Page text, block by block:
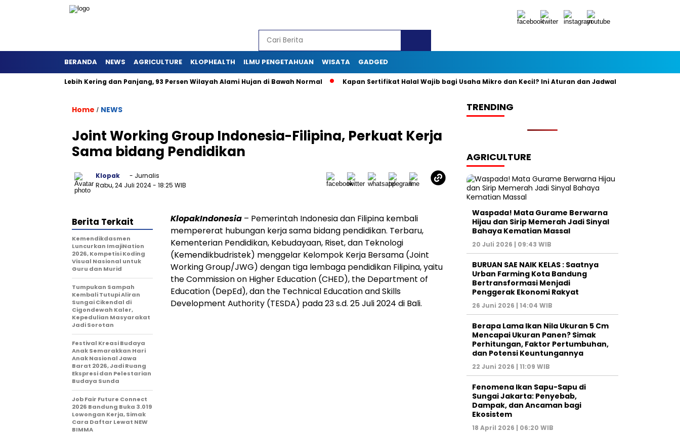
BERANDA NEWS AGRICULTURE KLOPHEALTH ILMU PENGETAHUAN WISATA GADGED
Barat Lebih Kering dan Panjang, 93 Persen Wilayah Alami Hujan di Bawah Normal Kapan Sertifikat Halal Wajib bagi Usaha Mikro dan Kecil? Ini Aturan dan Jadwal Resminya
Home / NEWS
Joint Working Group Indonesia-Filipina, Perkuat Kerja
Sama bidang Pendidikan
Klopak
- Jurnalis
Rabu, 24 Juli 2024- 18:25 WIB
KlopakIndonesia – Pemerintah Indonesia dan Filipina kembali
mempererat hubungan kerja sama bidang pendidikan. Terbaru,
Kementerian Pendidikan, Kebudayaan, Riset, dan Teknologi
(Kemendikbudristek) menggelar Kelompok Kerja Bersama (Joint
Working Group/JWG) dengan tiga lembaga pendidikan Filipina, yaitu
the Commission on Higher Education (CHED), the Department of
Education (DepEd), dan the Technical Education and Skills
Development Authority (TESDA) pada 23 s.d. 25 Juli 2024 di Bali.
Berita Terkait
Kemendikdasmen
Luncurkan ImajiNation
2026, Kompetisi Koding
Visual Nasional untuk
Guru dan Murid
Tumpukan Sampah
Kembali Tutupi Aliran
Sungai Cikendal di
Cigondewah Kaler,
Kepedulian Masyarakat
Jadi Sorotan
Festival Kreasi Budaya
Anak Semarakkan Hari
Anak Nasional Jawa
Barat 2026, Jadi Ruang
Ekspresi dan Pelestarian
Budaya Sunda
Job Fair Future Connect
2026 Bandung Buka 3.019
Lowongan Kerja, Simak
Cara Daftar Lewat NEW
BIMMA
TRENDING
AGRICULTURE
Waspada! Mata Gurame Berwarna
Hijau dan Sirip Memerah Jadi Sinyal
Bahaya Kematian Massal
20 Juli 2026 | 09:43 WIB
BURUAN SAE NAIK KELAS : Saatnya
Urban Farming Kota Bandung
Bertransformasi Menjadi
Penggerak Ekonomi Rakyat
26 Juni 2026 | 14:04 WIB
Berapa Lama Ikan Nila Ukuran 5 Cm
Mencapai Ukuran Panen? Simak
Perhitungan, Faktor Pertumbuhan,
dan Potensi Keuntungannya
22 Juni 2026 | 11:09 WIB
Fenomena Ikan Sapu-Sapu di
Sungai Jakarta: Penyebab,
Dampak, dan Ancaman bagi
Ekosistem
18 April 2026 | 06:20 WIB